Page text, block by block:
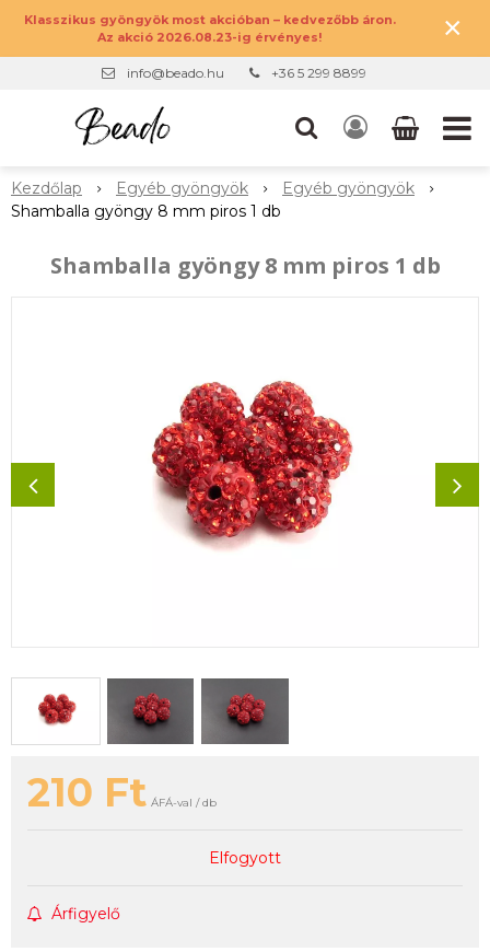
Klasszikus gyöngyök most akcióban – kedvezőbb áron.
Az akció 2026.08.23-ig érvényes!
×
info@beado.hu +36 5 299 8899
Kezdőlap Egyéb gyöngyök
Egyéb gyöngyök
Shamballa gyöngy 8 mm piros 1 db
Shamballa gyöngy 8 mm piros 1 db
210 Ft ÁFÁ-val / db
Elfogyott
Árfigyelő